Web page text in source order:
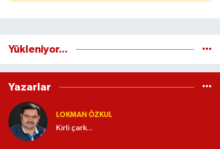
Yükleniyor...
Yazarlar
LOKMAN ÖZKUL
Kirli çark...